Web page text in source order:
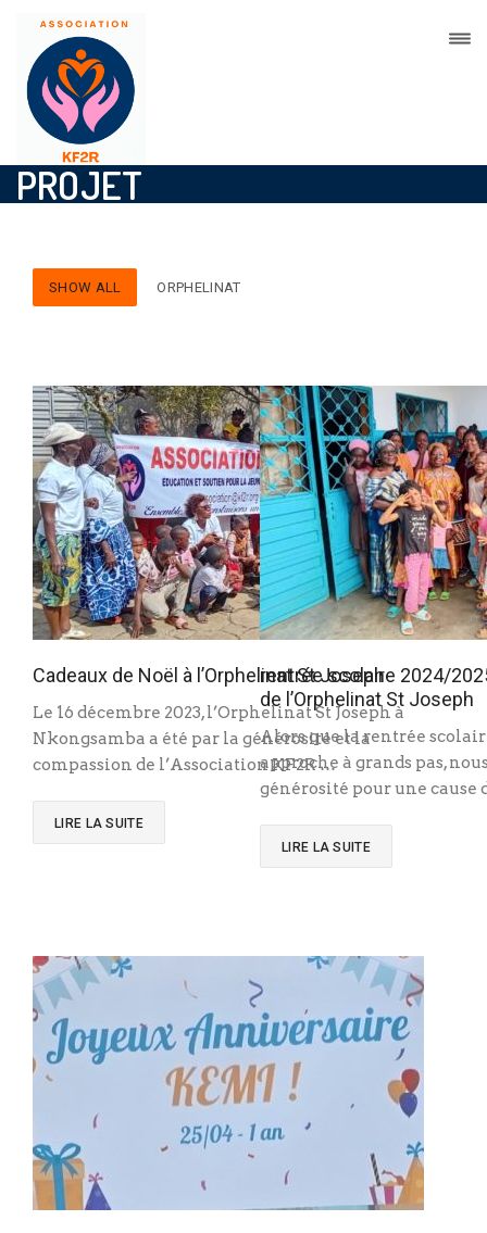
PROJET
SHOW ALL ORPHELINAT
Cadeaux de Noël à l’Orphelinat St Joseph
Le 16 décembre 2023, l’Orphelinat St Joseph à
Nkongsamba a été par la générosité et la
compassion de l’Association KF2R …
LIRE LA SUITE
rentrée scolaire 2024/
de l’Orphelinat St Joseph
Alors que la rentrée
approche à grands pas,
générosité pour une cause
LIRE LA SUITE